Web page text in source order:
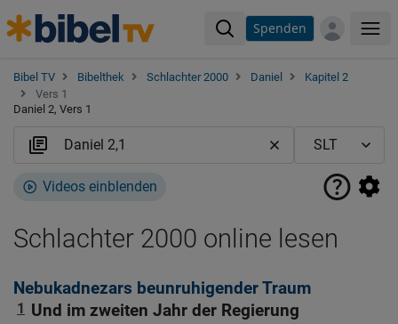
Spenden
Bibel TV Bibelthek Schlachter 2000 Daniel
Kapitel 2
Vers 1
Daniel 2, Vers 1
Videos einblenden
Schlachter 2000 online lesen
Nebukadnezars beunruhigender Traum
1
Und im zweiten Jahr der Regierung